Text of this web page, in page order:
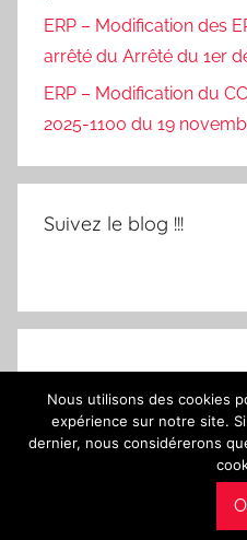
ERP – Modification des
arrêté du Arrêté du 1er
ERP – Modification du
2025-1100 du 19
Suivez le blog !!!
WordPress Theme:
Nous utilisons des cookies
expérience sur notre site.
dernier, nous considérerons